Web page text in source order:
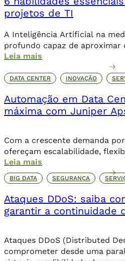
projetos de TI
A Inteligência Artificial na
profundo capaz de aproximar
necessariamente a
Leia mais
DATA CENTER INOVAÇÃO
Automação em Data
máxima com Juniper
Com a crescente demanda
ofereçam escalabilidade,
data center moderno
mais inteligentes e
complexidade crescente da
cenário, o Juniper Apstra se
plataforma inovadora para a
data centers,
Leia mais
BIG DATA SEGURANÇA
Ataques DDoS: saiba
garantir a continuidade
Ataques DDoS (Distributed
comprometer desde uma